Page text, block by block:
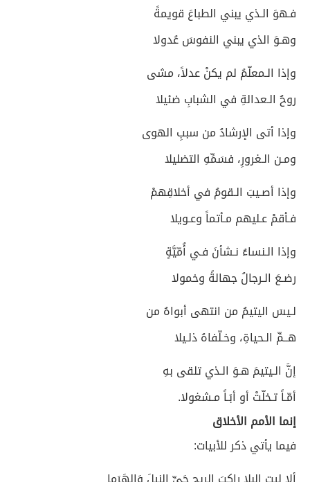
فـهوَ الـذي يبني الطباعَ قويمةً
وهـوَ الذي يبني النفوسَ عُدولا
وإذا الـمعلّمُ لم يكنْ عدلاً، مشى
روحُ الـعدالةِ في الشبابِ ضئيلا
وإذا أتى الإرشادُ من سببِ الهوى
ومـن الـغرورِ، فسَمِّهِ التضليلا
وإذا أصـيبَ الـقومُ في أخلاقِهمْ
فـأقمْ عـليهم مـأتماً وعـويلا
وإذا الـنساءُ نـشأنَ فـي أُمّيَّةٍ
رضـعَ الـرجالُ جهالةً وخمولا
لـيسَ اليتيمُ من انتهى أبواهُ من
هــمِّ الـحياةِ، وخـلّفاهُ ذلـيلا
إنَّ الـيتيمَ هـوَ الـذي تلقى بهِ
أمّـاً تـخلّتْ أو أبَـاً مـشغولا.
إنما الأمم الأخلاق
فيما يأتي ذكر للأبيات: